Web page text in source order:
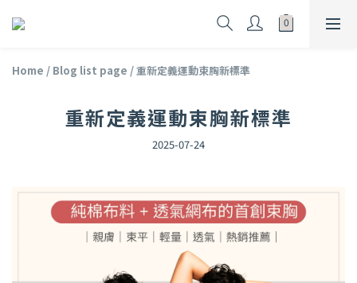
Home / Blog list page /重新定義運動束胸新標準
重新定義運動束胸新標準
2025-07-24